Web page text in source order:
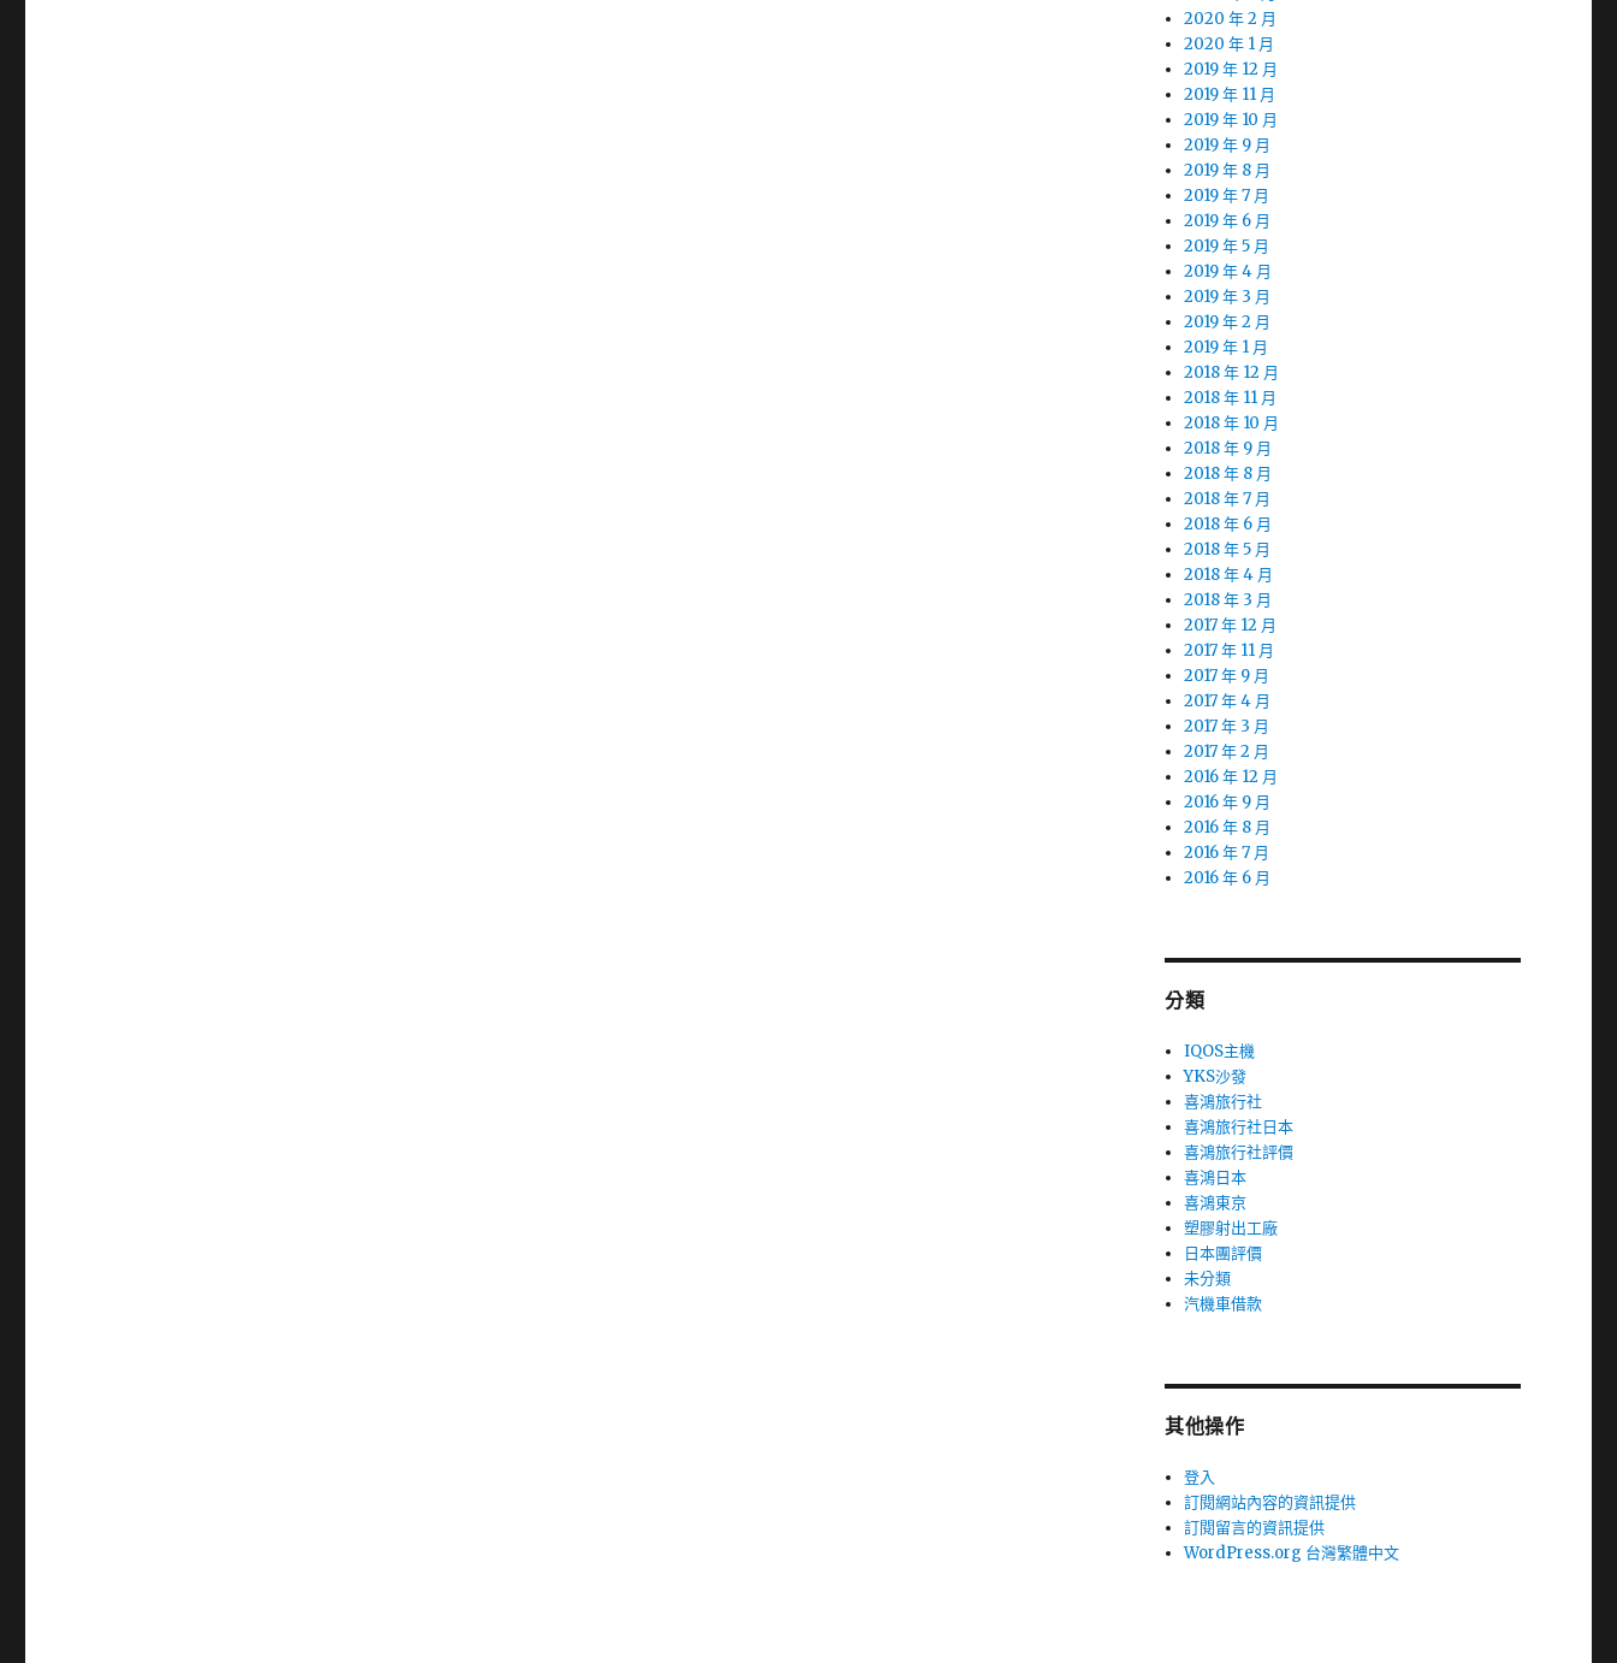
2020 年 2 月
2020 年 1 月
2019 年 12 月
2019 年 11 月
2019 年 10 月
2019 年 9 月
2019 年 8 月
2019 年 7 月
2019 年 6 月
2019 年 5 月
2019 年 4 月
2019 年 3 月
2019 年 2 月
2019 年 1 月
2018 年 12 月
2018 年 11 月
2018 年 10 月
2018 年 9 月
2018 年 8 月
2018 年 7 月
2018 年 6 月
2018 年 5 月
2018 年 4 月
2018 年 3 月
2017 年 12 月
2017 年 11 月
2017 年 9 月
2017 年 4 月
2017 年 3 月
2017 年 2 月
2016 年 12 月
2016 年 9 月
2016 年 8 月
2016 年 7 月
2016 年 6 月
分類
IQOS主機
YKS沙發
喜鴻旅行社
喜鴻旅行社日本
喜鴻旅行社評價
喜鴻日本
喜鴻東京
塑膠射出工廠
日本團評價
未分類
汽機車借款
其他操作
登入
訂閱網站內容的資訊提供
訂閱留言的資訊提供
WordPress.org 台灣繁體中文